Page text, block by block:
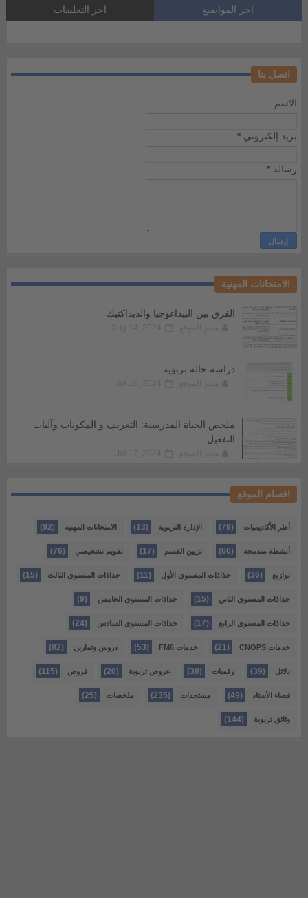
اخر المواضيع اخر التعليقات
اتصل بنا
الاسم
بريد إلكتروني *
رسالة *
الامتحانات المهنية
الفرق بين البيداغوجيا والديداكتيك
دراسة حالة تربوية
ملخص الحياة المدرسية: التعريف و المكونات وآليات
التفعيل
اقسام الموقع
أطر الأكاديميات (79) الإدارة التربوية (13) الامتحانات المهنية (92)
أنشطة مندمجة (60) تزيين القسم (17) تقويم تشخيصي (76)
توازيع (36) جذاذات المستوى الأول (11) جذاذات المستوى الثالث (15)
جذاذات المستوى الثاني (15) جذاذات المستوى الخامس (9)
جذاذات المستوى الرابع (17) جذاذات المستوى السادس (24)
خدمات CNOPS (21) خدمات FM6 (53) دروس وتمارين (82)
دلائل (39) رقميات (38) عروض تربوية (20) فروض (115)
فضاء الأستاذ (49) مستجدات (235) ملخصات (25)
وثائق تربوية (144)